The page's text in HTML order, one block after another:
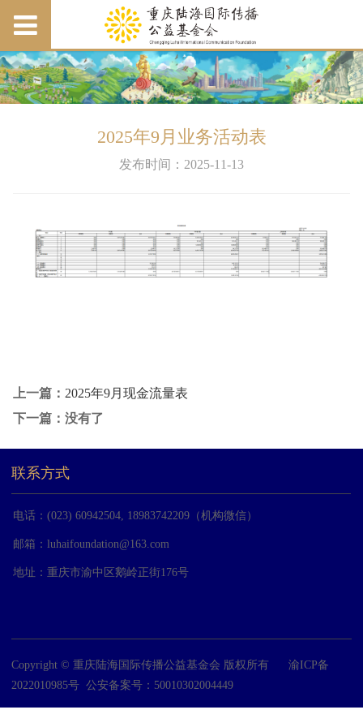
2025年9月业务活动表
发布时间：2025-11-13
上一篇： 2025年9月现金流量表
下一篇：没有了
联系方式
电话：(023) 60942504, 18983742209（机构微信）
邮箱：luhaifoundation@163.com
地址：重庆市渝中区鹅岭正街176号
Copyright © 重庆陆海国际传播公益基金会 版权所有渝ICP备
2022010985号 公安备案号：50010302004449